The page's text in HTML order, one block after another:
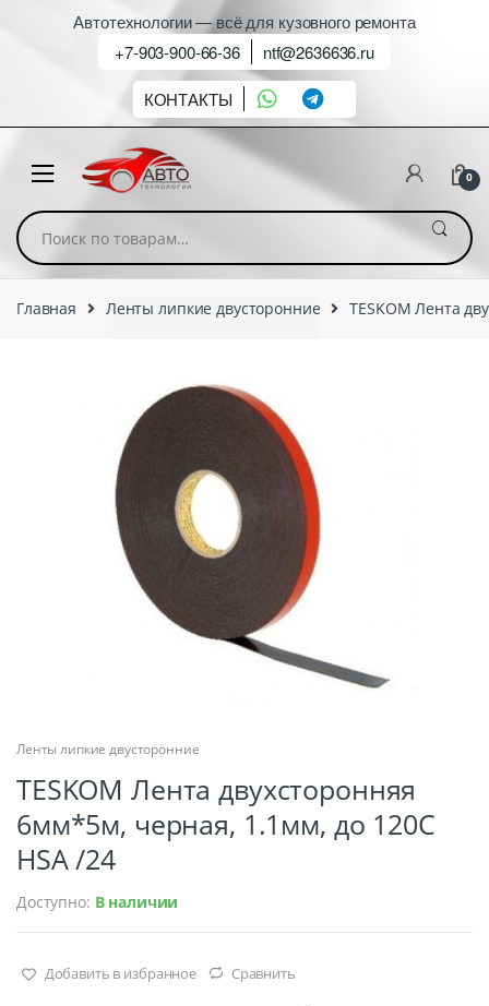
Автотехнологии — всё для кузовного ремонта
+7-903-900-66-36
ntf@2636636.ru
КОНТАКТЫ
0
Искать:
Главная Ленты липкие двусторонние TESKOM Лента
Ленты липкие двусторонние
TESKOM Лента двухсторонняя
6мм*5м, черная, 1.1мм, до 120С
HSA /24
Доступно: В наличии
Добавить в избранное Сравнить